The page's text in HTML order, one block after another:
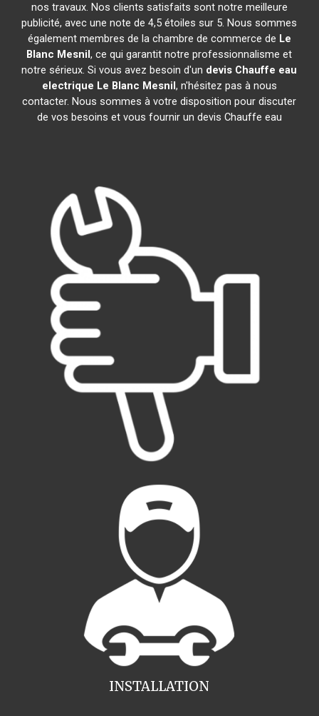
nos travaux. Nos clients satisfaits sont notre meilleure
publicité, avec une note de 4,5 étoiles sur 5. Nous sommes
également membres de la chambre de commerce de Le
Blanc Mesnil, ce qui garantit notre professionnalisme et
notre sérieux. Si vous avez besoin d'un devis Chauffe eau
electrique Le Blanc Mesnil, n'hésitez pas à nous
contacter. Nous sommes à votre disposition pour discuter
de vos besoins et vous fournir un devis Chauffe eau
INSTALLATION